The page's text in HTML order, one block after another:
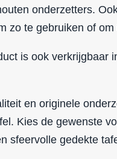
onderzetters.
zo te gebruiken of om
is ook verkrijgbaar
en originele
Kies de gewenste
sfeervolle gedekte